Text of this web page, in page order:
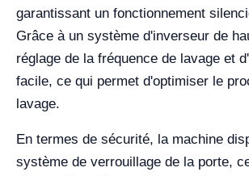
garantissant un fonctionnement
Grâce à un système d'inverseur de
réglage de la fréquence de lavage et
facile, ce qui permet d'optimiser le
lavage.
En termes de sécurité, la machine
système de verrouillage de la porte,